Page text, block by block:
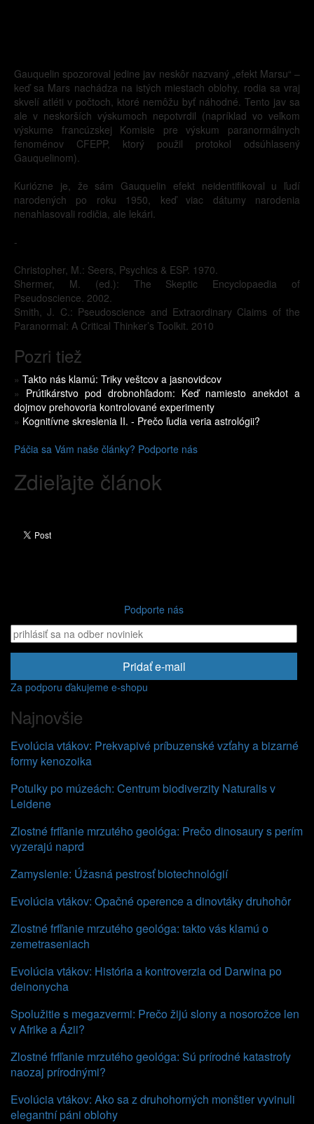
Gauquelin spozoroval jedine jav neskôr nazvaný „efekt Marsu“ –
keď sa Mars nachádza na istých miestach oblohy, rodia sa vraj
skvelí atléti v počtoch, ktoré nemôžu byť náhodné. Tento jav sa
ale v neskorších výskumoch nepotvrdil (napríklad vo veľkom
výskume francúzskej Komisie pre výskum paranormálnych
fenoménov CFEPP, ktorý použil protokol odsúhlasený
Gauquelinom).
Kuriózne je, že sám Gauquelin efekt neidentifikoval u ľudí
narodených po roku 1950, keď viac dátumy narodenia
nenahlasovali rodičia, ale lekári.
-
Christopher, M.: Seers, Psychics & ESP. 1970.
Shermer, M. (ed.): The Skeptic Encyclopaedia of
Pseudoscience. 2002.
Smith, J. C.: Pseudoscience and Extraordinary Claims of the
Paranormal: A Critical Thinker’s Toolkit. 2010
Pozri tiež
» Takto nás klamú: Triky veštcov a jasnovidcov
» Prútikárstvo pod drobnohľadom: Keď namiesto anekdot a
dojmov prehovoria kontrolované experimenty
» Kognitívne skreslenia II. - Prečo ľudia veria astrológii?
Páčia sa Vám naše články? Podporte nás
Zdieľajte článok
Podporte nás
Pridať e-mail
Za podporu ďakujeme e-shopu
Najnovšie
Evolúcia vtákov: Prekvapivé príbuzenské vzťahy a bizarné
formy kenozoika
Potulky po múzeách: Centrum biodiverzity Naturalis v
Leidene
Zlostné frfľanie mrzutého geológa: Prečo dinosaury s perím
vyzerajú naprd
Zamyslenie: Úžasná pestrosť biotechnológií
Evolúcia vtákov: Opačné operence a dinovtáky druhohôr
Zlostné frfľanie mrzutého geológa: takto vás klamú o
zemetraseniach
Evolúcia vtákov: História a kontroverzia od Darwina po
deinonycha
Spolužitie s megazvermi: Prečo žijú slony a nosorožce len
v Afrike a Ázii?
Zlostné frfľanie mrzutého geológa: Sú prírodné katastrofy
naozaj prírodnými?
Evolúcia vtákov: Ako sa z druhohorných monštier vyvinuli
elegantní páni oblohy